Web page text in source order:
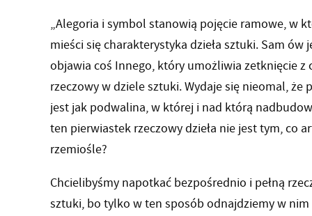
„Alegoria i symbol stanowią pojęcie ramowe, w
mieści się charakterystyka dzieła sztuki. Sam
objawia coś Innego, który umożliwia zetknięcie
rzeczowy w dziele sztuki. Wydaje się nieomal,
jest jak podwalina, w której i nad którą
ten pierwiastek rzeczowy dzieła nie jest tym, co
rzemiośle?
Chcielibyśmy napotkać bezpośrednio i pełną
sztuki, bo tylko w ten sposób odnajdziemy w